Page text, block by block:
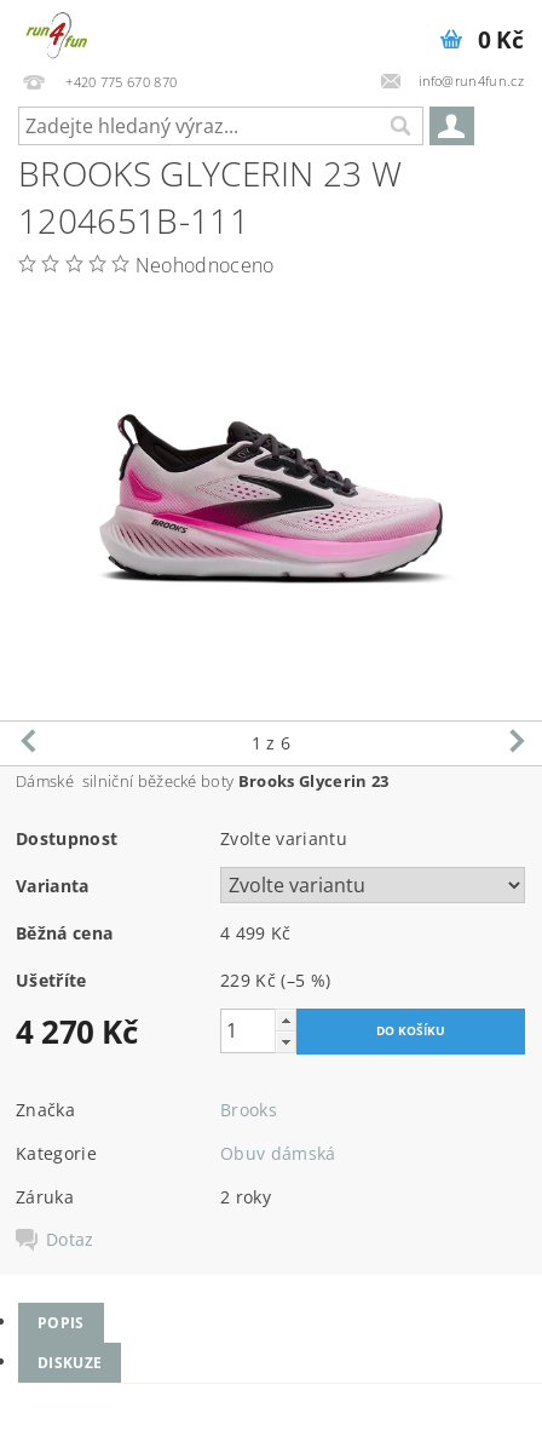
+420 775 670 870 info@run4fun.cz
0 Kč
BROOKS GLYCERIN 23 W
1204651B-111
Neohodnoceno
1 z 6
Dámské silniční běžecké boty Brooks Glycerin 23
Dostupnost Zvolte variantu
Varianta
Běžná cena 4 499 Kč
Ušetříte 229 Kč(–5 %)
4 270 Kč
Značka
Brooks
Kategorie
Obuv dámská
Záruka
2 roky
Dotaz
POPIS
DISKUZE